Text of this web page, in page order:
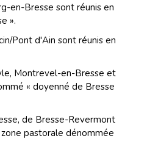
en-Bresse sont réunis en
».
Pont d'Ain sont réunis en
Montrevel-en-Bresse et
« doyenné de Bresse
de Bresse-Revermont
pastorale dénommée